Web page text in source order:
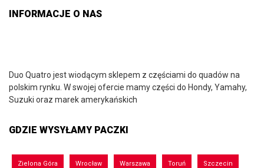
INFORMACJE O NAS
Duo Quatro jest wiodącym sklepem z częściami do quadów na
polskim rynku. W swojej ofercie mamy części do Hondy, Yamahy,
Suzuki oraz marek amerykańskich
GDZIE WYSYŁAMY PACZKI
Zielona Góra Wrocław Warszawa Toruń Szczecin